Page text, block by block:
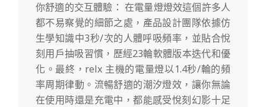
你舒適的交互體驗： 在電量燈燈效這個許多人
都不易察覺的細節之處，產品設計團隊依據仿
生學知識中3秒/次的人體呼吸頻率，並貼合悅
刻用戶抽吸習慣，歷經23輪軟體版本迭代和優
化。最終，relx 主機的電量燈以1.4秒/輪的頻
率周期律動。流暢舒適的潮汐燈效，讓你無論
在使用時還是充電中，都能感受悅刻幻影十足